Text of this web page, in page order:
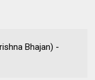
Bhajan) -